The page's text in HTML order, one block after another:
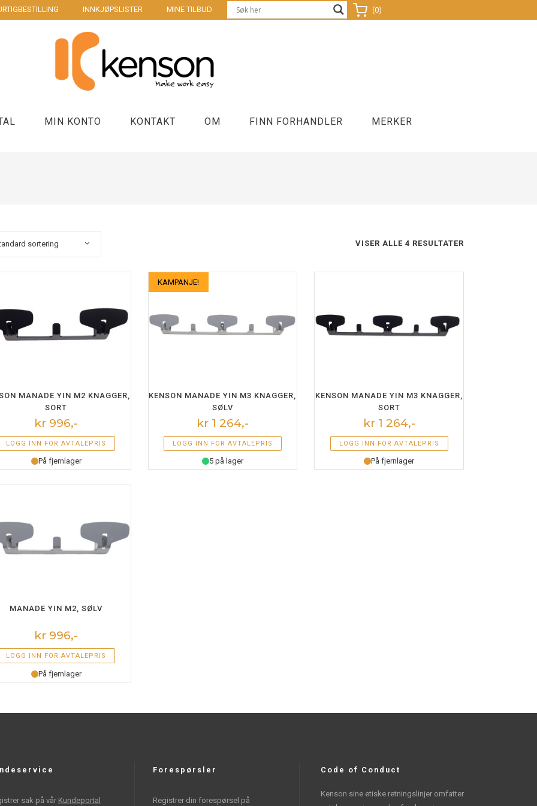
INNKJØPSLISTER MINE TILBUD (0)
Kabler
MIN KONTO KONTAKT OM FINN FORHANDLER MERKER
VISER ALLE 4 RESULTATER
sortering
LEGG I HANDLEKURV
MANADE YIN M2 KNAGGER,
SORT
kr 996,-
LOGG INN FOR AVTALEPRIS
På fjernlager
KAMPANJE!
LEGG I HANDLEKURV
KENSON MANADE YIN M3 KNAGGER,
SØLV
kr 1 264,-
LOGG INN FOR AVTALEPRIS
5 på lager
LEGG I HANDLEKURV
KENSON MANADE YIN M3 KNAGGER,
SORT
kr 1 264,-
LOGG INN FOR AVTALEPRIS
På fjernlager
LEGG I HANDLEKURV
MANADE YIN M2, SØLV
kr 996,-
LOGG INN FOR AVTALEPRIS
På fjernlager
sak på vår Kundeportal
Forespørsler
Registrer din forespørsel på
Code of Conduct
Kenson sine etiske retningslinjer omfatter